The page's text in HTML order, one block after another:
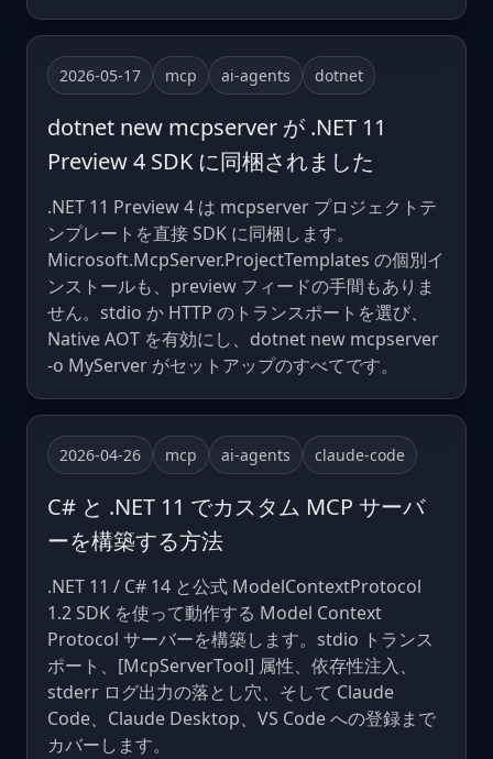
2026-05-17 mcp ai-agents dotnet
dotnet new mcpserver が .NET 11
Preview 4 SDK に同梱されました
.NET 11 Preview 4 は mcpserver プロジェクトテ
ンプレートを直接 SDK に同梱します。
Microsoft.McpServer.ProjectTemplates の個別イ
ンストールも、preview フィードの手間もありま
せん。stdio か HTTP のトランスポートを選び、
Native AOT を有効にし、dotnet new mcpserver
-o MyServer がセットアップのすべてです。
2026-04-26 mcp ai-agents claude-code
C# と .NET 11 でカスタム MCP サーバ
ーを構築する方法
.NET 11 / C# 14 と公式 ModelContextProtocol
1.2 SDK を使って動作する Model Context
Protocol サーバーを構築します。stdio トランス
ポート、[McpServerTool] 属性、依存性注入、
stderr ログ出力の落とし穴、そして Claude
Code、Claude Desktop、VS Code への登録まで
カバーします。